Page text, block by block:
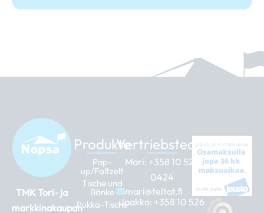
TMK Tori- ja
markkinakaupan
Produkte
Pop-
up/Faltzelt
Tische und
Bänke
Pukka-Tische
Vertriebsteam
Mari: +358 10 526
0424
mari@teltat.fi
Jaakko: +358 10 526